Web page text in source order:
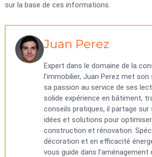
sur la base de ces informations.
Juan Perez
Expert dans le domaine de la
l’immobilier, Juan Perez met
sa passion au service de ses
solide expérience en bâtiment,
conseils pratiques, il partage sur
idées et solutions pour
construction et rénovation.
décoration et en efficacité
vous guide dans